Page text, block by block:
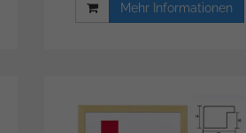
Mehr Informationen